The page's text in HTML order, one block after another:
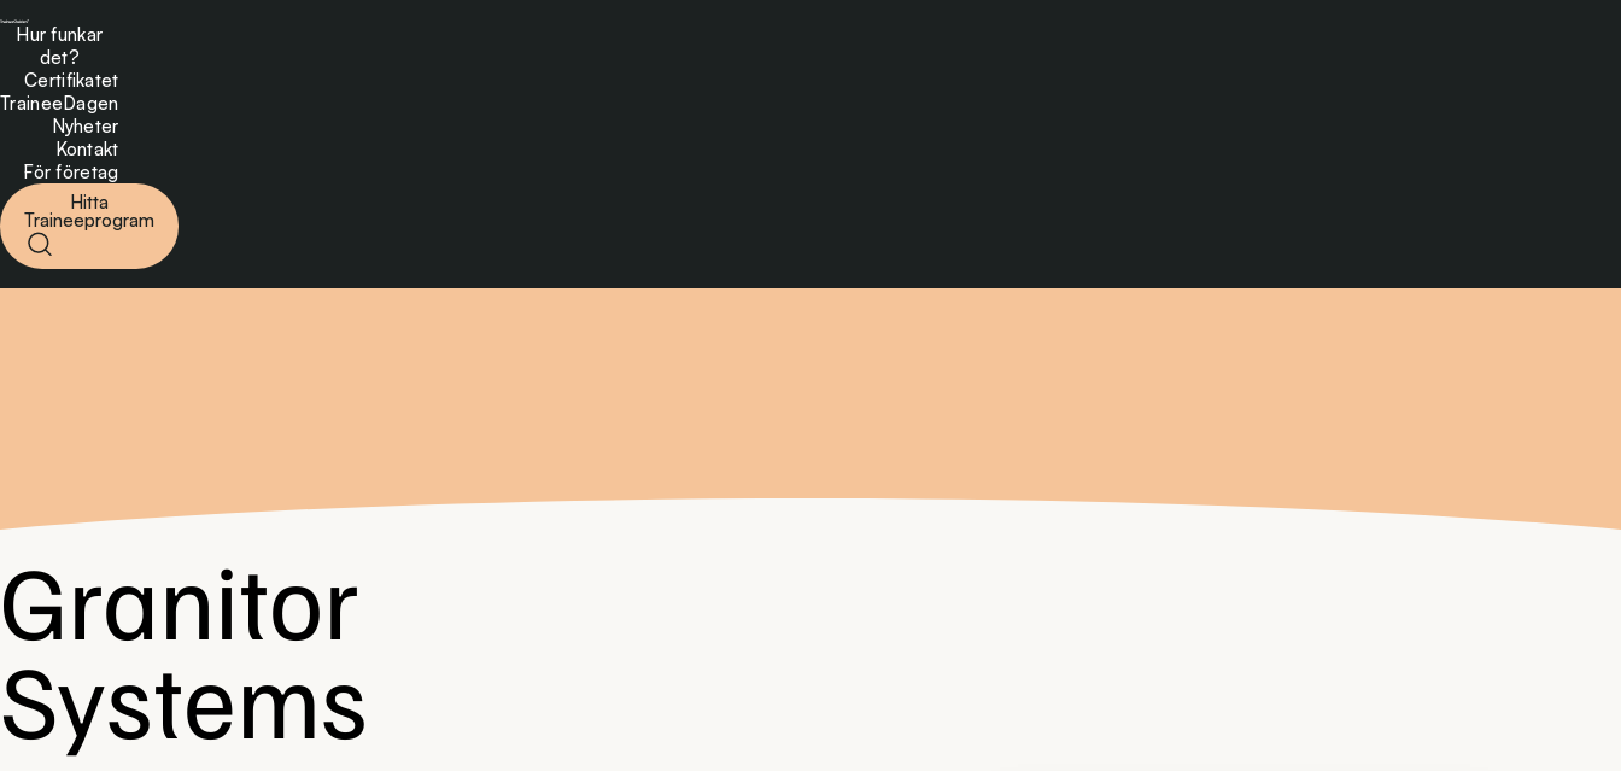
Hur funkar
det?
Certifikatet
TraineeDagen
Nyheter
Kontakt
För företag
Hitta
Traineeprogram
Granitor
Systems